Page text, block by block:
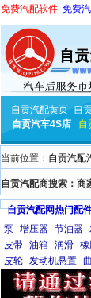
免费汽配软件 免费
自贡汽配黄页 自
自贡汽车4S店
自
当前位置： 自贡汽配
自贡汽配商搜索：商
自贡汽配网热门配
泵
增压器 节油器
皮带 油箱 润滑
皮轮 发动机悬置